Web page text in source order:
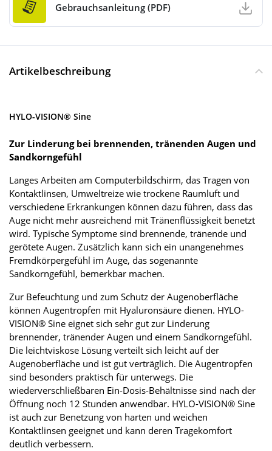
Gebrauchsanleitung (PDF)
Artikelbeschreibung
HYLO-VISION® Sine
Zur Linderung bei brennenden, tränenden Augen und
Sandkorngefühl
Langes Arbeiten am Computerbildschirm, das Tragen von
Kontaktlinsen, Umweltreize wie trockene Raumluft und
verschiedene Erkrankungen können dazu führen, dass das
Auge nicht mehr ausreichend mit Tränenflüssigkeit benetzt
wird. Typische Symptome sind brennende, tränende und
gerötete Augen. Zusätzlich kann sich ein unangenehmes
Fremdkörpergefühl im Auge, das sogenannte
Sandkorngefühl, bemerkbar machen.
Zur Befeuchtung und zum Schutz der Augenoberfläche
können Augentropfen mit Hyaluronsäure dienen. HYLO-
VISION® Sine eignet sich sehr gut zur Linderung
brennender, tränender Augen und einem Sandkorngefühl.
Die leichtviskose Lösung verteilt sich leicht auf der
Augenoberfläche und ist gut verträglich. Die Augentropfen
sind besonders praktisch für unterwegs. Die
wiederverschließbaren Ein-Dosis-Behältnisse sind nach der
Öffnung noch 12 Stunden anwendbar. HYLO-VISION® Sine
ist auch zur Benetzung von harten und weichen
Kontaktlinsen geeignet und kann deren Tragekomfort
deutlich verbessern.